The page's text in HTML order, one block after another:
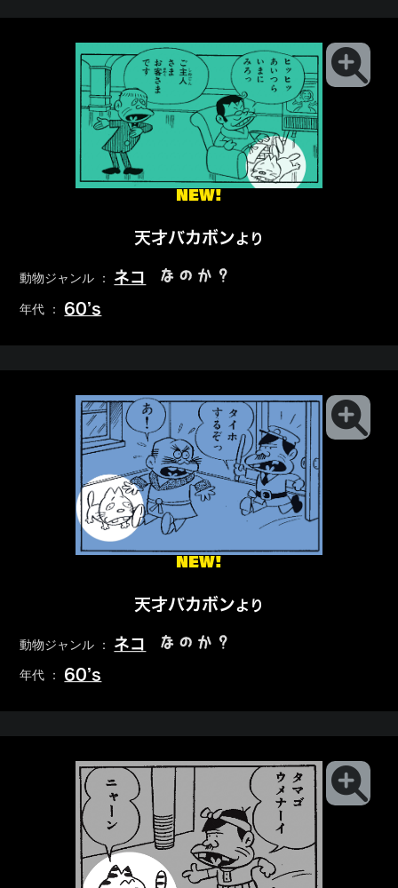
NEW!
天才バカボンより
動物ジャンル ： ネコ なのか？
年代 ： 60’s
NEW!
天才バカボンより
動物ジャンル ： ネコ なのか？
年代 ： 60’s